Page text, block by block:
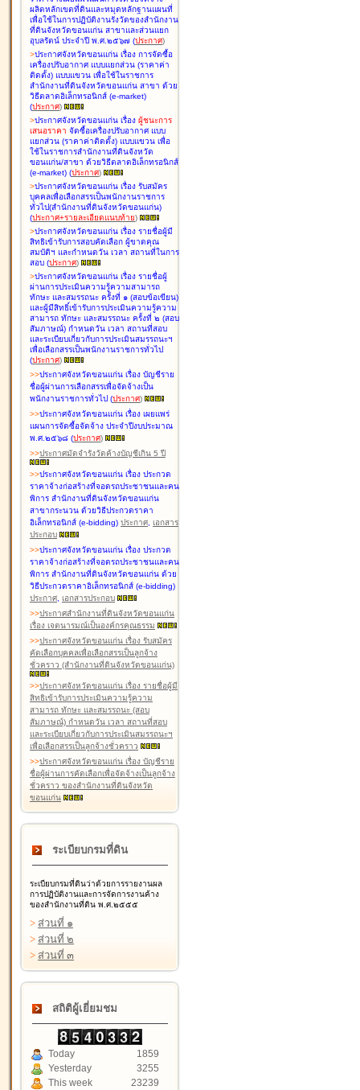
ผลิตหลักเขตที่ดินและหมุดหลักฐานแผนที่
เพื่อใช้ในการปฏิบัติงานรังวัดของสำนักงาน
ที่ดินจังหวัดขอนแก่น สาขาและส่วนแยก
อุบลรัตน์ ประจำปี พ.ศ.๒๕๖๗ (ประกาศ)
>ประกาศจังหวัดขอนแก่น เรื่อง การจัดซื้อ
เครื่องปรับอากาศ แบบแยกส่วน (ราคาค่า
ติดตั้ง) แบบแขวน เพื่อใช้ในราชการ
สำนักงานที่ดินจังหวัดขอนแก่น สาขา ด้วย
วิธีตลาดอิเล็กทรอนิกส์ (e-market)
(ประกาศ)
>ประกาศจังหวัดขอนแก่น เรื่อง ผู้ชนะการ
เสนอราคา จัดซื้อเครื่องปรับอากาศ แบบ
แยกส่วน (ราคาค่าติดตั้ง) แบบแขวน เพื่อ
ใช้ในราชการสำนักงานที่ดินจังหวัด
ขอนแก่น/สาขา ด้วยวิธีตลาดอิเล็กทรอนิกส์
(e-market) (ประกาศ)
>ประกาศจังหวัดขอนแก่น เรื่อง รับสมัคร
บุคคลเพื่อเลือกสรรเป็นพนักงานราชการ
ทั่วไป(สำนักงานที่ดินจังหวัดขอนแก่น)
(ประกาศ+รายละเอียดแนบท้าย)
>ประกาศจังหวัดขอนแก่น เรื่อง รายชื่อผู้มี
สิทธิเข้ารับการสอบคัดเลือก ผู้ขาดคุณ
สมบัติฯ และกำหนดวัน เวลา สถานที่ในการ
สอบ (ประกาศ)
>ประกาศจังหวัดขอนแก่น เรื่อง รายชื่อผู้
ผ่านการประเมินความรู้ความสามารถ
ทักษะ และสมรรถนะ ครั้งที่ ๑ (สอบข้อเขียน)
และผู้มีสิทธิ์เข้ารับการประเมินความรู้ความ
สามารถ ทักษะ และสมรรถนะ ครั้งที่ ๒ (สอบ
สัมภาษณ์) กำหนดวัน เวลา สถานที่สอบ
และระเบียบเกี่ยวกับการประเมินสมรรถนะฯ
เพื่อเลือกสรรเป็นพนักงานราชการทั่วไป
(ประกาศ)
>>ประกาศจังหวัดขอนแก่น เรื่อง บัญชีราย
ชื่อผู้ผ่านการเลือกสรรเพื่อจัดจ้างเป็น
พนักงานราชการทั่วไป (ประกาศ)
>>ประกาศจังหวัดขอนแก่น เรื่อง เผยแพร่
แผนการจัดซื้อจัดจ้าง ประจำปีงบประมาณ
พ.ศ.๒๕๖๘ (ประกาศ)
>>ประกาศมัดจำรังวัดค้างบัญชีเกิน 5 ปี
>>ประกาศจังหวัดขอนแก่น เรื่อง ประกวด
ราคาจ้างก่อสร้างที่จอดรถประชาชนและคน
พิการ สำนักงานที่ดินจังหวัดขอนแก่น
สาขากระนวน ด้วยวิธีประกวดราคา
อิเล็กทรอนิกส์ (e-bidding) ประกาศ, เอกสาร
ประกอบ
>>ประกาศจังหวัดขอนแก่น เรื่อง ประกวด
ราคาจ้างก่อสร้างที่จอดรถประชาชนและคน
พิการ สำนักงานที่ดินจังหวัดขอนแก่น ด้วย
วิธีประกวดราคาอิเล็กทรอนิกส์ (e-bidding)
ประกาศ, เอกสารประกอบ
>>ประกาศสำนักงานที่ดินจังหวัดขอนแก่น
เรื่อง เจตนารมณ์เป็นองค์กรคุณธรรม
>>ประกาศจังหวัดขอนแก่น เรื่อง รับสมัคร
คัดเลือกบุคคลเพื่อเลือกสรรเป็นลูกจ้าง
ชั่วคราว (สำนักงานที่ดินจังหวัดขอนแก่น)
>>ประกาศจังหวัดขอนแก่น เรื่อง รายชื่อผู้มี
สิทธิเข้ารับการประเมินความรู้ความ
สามารถ ทักษะ และสมรรถนะ (สอบ
สัมภาษณ์) กำหนดวัน เวลา สถานที่สอบ
และระเบียบเกี่ยวกับการประเมินสมรรถนะฯ
เพื่อเลือกสรรเป็นลูกจ้างชั่วคราว
>>ประกาศจังหวัดขอนแก่น เรื่อง บัญชีราย
ชื่อผู้ผ่านการคัดเลือกเพื่อจัดจ้างเป็นลูกจ้าง
ชั่วคราว ของสำนักงานที่ดินจังหวัด
ขอนแก่น
ระเบียบกรมที่ดิน
ระเบียบกรมที่ดินว่าด้วยการรายงานผล
การปฏิบัติงานและการจัดการงานค้าง
ของสำนักงานที่ดิน พ.ศ.๒๕๕๕
> ส่วนที่ ๑
> ส่วนที่ ๒
> ส่วนที่ ๓
สถิติผู้เยี่ยมชม
Today
1859
Yesterday
3255
This week
23239